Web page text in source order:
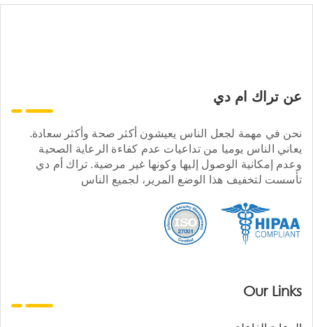
عن تراك ام دي
نحن في مهمة لجعل الناس يعيشون أكثر صحة وأكثر سعادة.
يعاني الناس يوميا من تداعيات عدم كفاءة الرعاية الصحية
وعدم إمكانية الوصول إليها وكونها غير مرضية. تراك أم دي
تأسست لتخفيف هذا الوضع المرير، لجميع الناس
Our Links